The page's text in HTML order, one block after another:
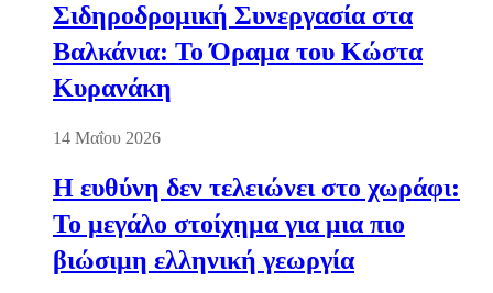
Σιδηροδρομική Συνεργασία στα
Βαλκάνια: Το Όραμα του Κώστα
Κυρανάκη
14 Μαΐου 2026
Η ευθύνη δεν τελειώνει στο χωράφι:
Το μεγάλο στοίχημα για μια πιο
βιώσιμη ελληνική γεωργία